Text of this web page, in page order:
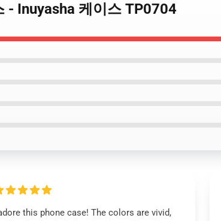
- Inuyasha 케이스 TP0704
this phone case! The colors are vivid,